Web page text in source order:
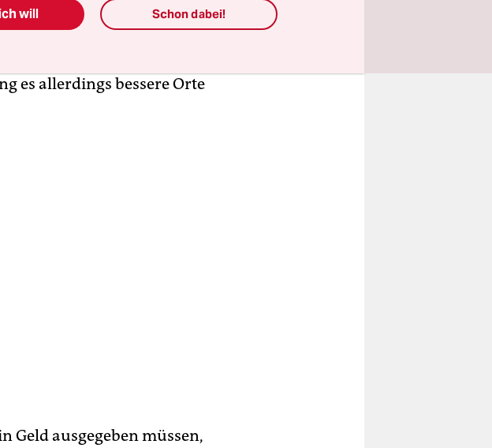
dieses Urteil fällt. In einem
es allerdings bessere Orte
Geld ausgegeben müssen,
will Schon dabei!